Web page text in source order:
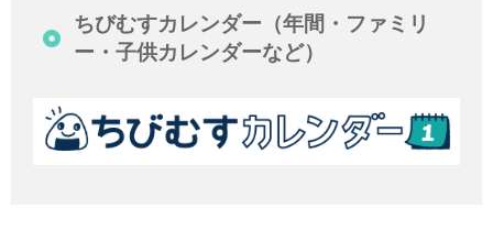
ちびむすカレンダー（年間・ファミリ
ー・子供カレンダーなど）